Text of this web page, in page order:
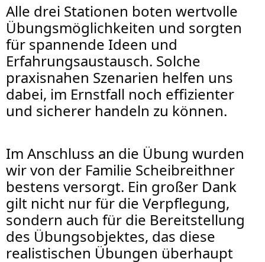
Alle drei Stationen boten wertvolle
Übungsmöglichkeiten und sorgten
für spannende Ideen und
Erfahrungsaustausch. Solche
praxisnahen Szenarien helfen uns
dabei, im Ernstfall noch effizienter
und sicherer handeln zu können.
Im Anschluss an die Übung wurden
wir von der Familie Scheibreithner
bestens versorgt. Ein großer Dank
gilt nicht nur für die Verpflegung,
sondern auch für die Bereitstellung
des Übungsobjektes, das diese
realistischen Übungen überhaupt